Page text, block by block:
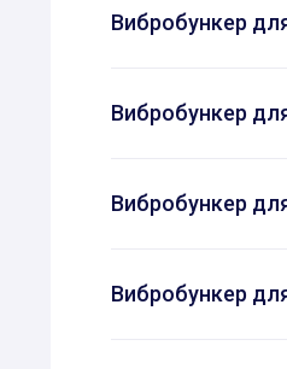
Вибробункер
Вибробункер
Вибробункер
Вибробункер